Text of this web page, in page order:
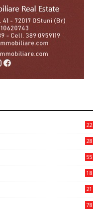
22
28
55
18
21
78